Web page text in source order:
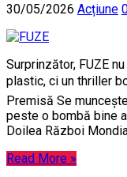
30/05/2026 Acțiune
Surprinzător, FUZE
plastic, ci un thriller
Premisă Se
peste o bombă bine
Doilea Război
Read More »